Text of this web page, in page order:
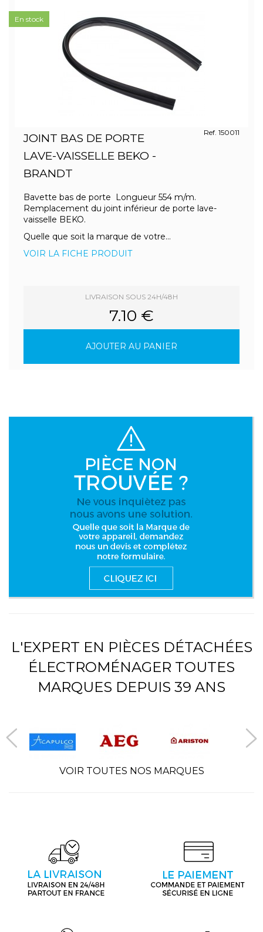
JOINT BAS DE PORTE
LAVE-VAISSELLE BEKO -
BRANDT
Ref. 150011
Bavette bas de porte Longueur 554 m/m.
Remplacement du joint inférieur de porte lave-
vaisselle BEKO.
Quelle que soit la marque de votre...
VOIR LA FICHE PRODUIT
LIVRAISON SOUS 24H/48H
7.10 €
AJOUTER AU PANIER
En stock
L'EXPERT EN PIÈCES DÉTACHÉES
ÉLECTROMÉNAGER TOUTES
MARQUES DEPUIS 39 ANS
VOIR TOUTES NOS MARQUES